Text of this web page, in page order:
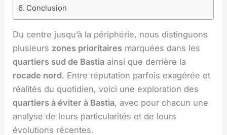
Conclusion
Du centre jusqu’à la périphérie, nous distinguons
plusieurs zones prioritaires marquées dans les
quartiers sud de Bastia ainsi que derrière la
rocade nord. Entre réputation parfois exagérée et
réalités du quotidien, voici une exploration des
quartiers à éviter à Bastia, avec pour chacun une
analyse de leurs particularités et de leurs
évolutions récentes.